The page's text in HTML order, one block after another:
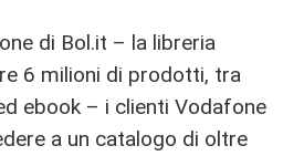
di Bol.it – la libreria
6 milioni di prodotti, tra
ebook – i clienti Vodafone
a un catalogo di oltre